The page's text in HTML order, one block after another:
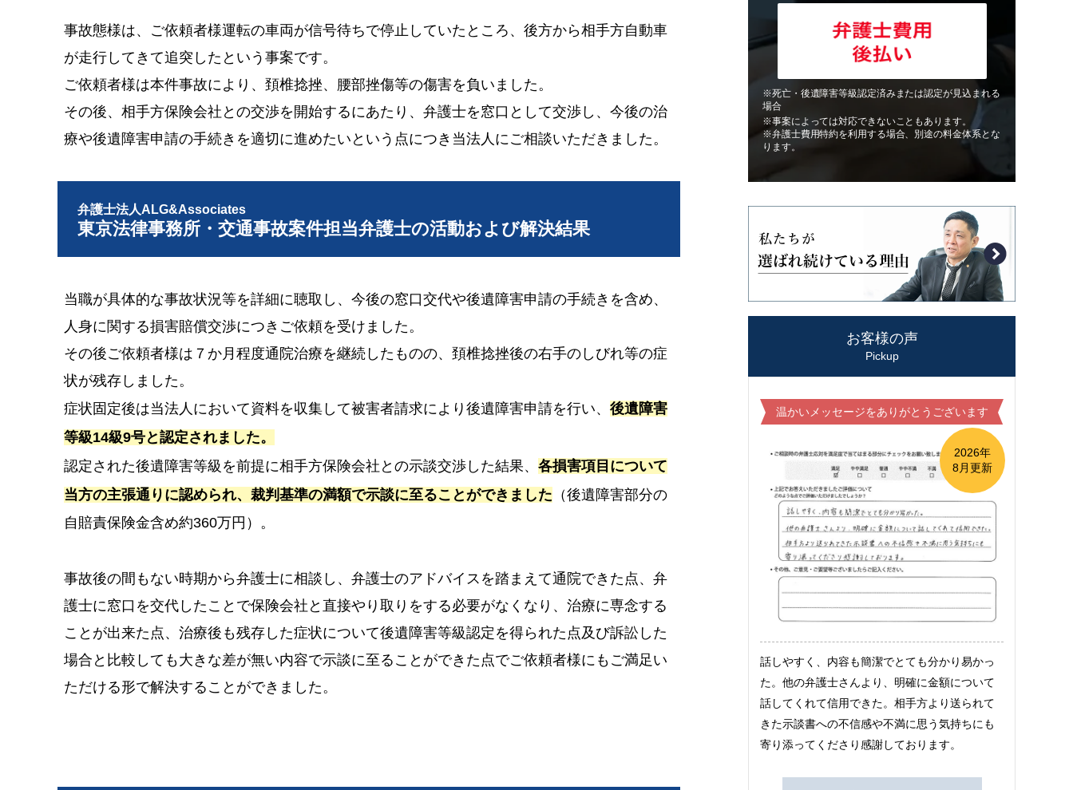
事故態様は、ご依頼者様運転の車両が信号待ちで停止していたところ、後方から相手方自動車
が走行してきて追突したという事案です。
ご依頼者様は本件事故により、頚椎捻挫、腰部挫傷等の傷害を負いました。
その後、相手方保険会社との交渉を開始するにあたり、弁護士を窓口として交渉し、今後の治
療や後遺障害申請の手続きを適切に進めたいという点につき当法人にご相談いただきました。
弁護士法人ALG&Associates
東京法律事務所・交通事故案件担当弁護士の活動および解決結果
当職が具体的な事故状況等を詳細に聴取し、今後の窓口交代や後遺障害申請の手続きを含め、
人身に関する損害賠償交渉につきご依頼を受けました。
その後ご依頼者様は７か月程度通院治療を継続したものの、頚椎捻挫後の右手のしびれ等の症
状が残存しました。
症状固定後は当法人において資料を収集して被害者請求により後遺障害申請を行い、 後遺障害
等級14級9号と認定されました。
認定された後遺障害等級を前提に相手方保険会社との示談交渉した結果、 各損害項目について
当方の主張通りに認められ、裁判基準の満額で示談に至ることができました （後遺障害部分の
自賠責保険金含め約360万円）。
事故後の間もない時期から弁護士に相談し、弁護士のアドバイスを踏まえて通院できた点、弁
護士に窓口を交代したことで保険会社と直接やり取りをする必要がなくなり、治療に専念する
ことが出来た点、治療後も残存した症状について後遺障害等級認定を得られた点及び訴訟した
場合と比較しても大きな差が無い内容で示談に至ることができた点でご依頼者様にもご満足い
ただける形で解決することができました。
※死亡・後遺障害等級認定済みまたは認定が見込まれる
場合
※事案によっては対応できないこともあります。
※弁護士費用特約を利用する場合、別途の料金体系とな
ります。
お客様の声
Pickup
温かいメッセージをありがとうございます
2026年
8月更新
話しやすく、内容も簡潔でとても分かり易かっ
た。他の弁護士さんより、明確に金額について
話してくれて信用できた。相手方より送られて
きた示談書への不信感や不満に思う気持ちにも
寄り添ってくださり感謝しております。